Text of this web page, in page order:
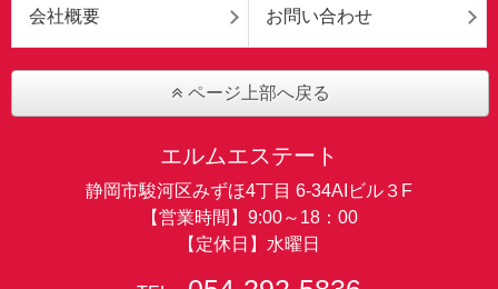
会社概要 お問い合わせ
ページ上部へ戻る
エルムエステート
静岡市駿河区みずほ4丁目 6-34AIビル３F
【営業時間】9:00～18：00
【定休日】水曜日